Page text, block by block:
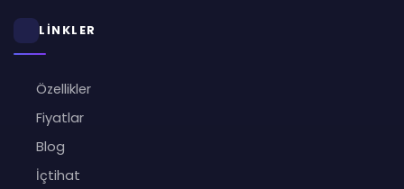
LİNKLER
Özellikler
Fiyatlar
Blog
İçtihat